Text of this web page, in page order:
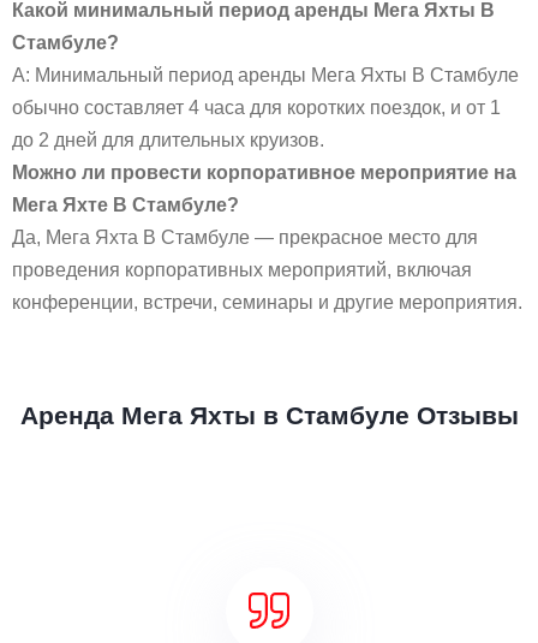
Какой минимальный период аренды Мега Яхты В
Стамбуле?
A: Минимальный период аренды Мега Яхты В Стамбуле
обычно составляет 4 часа для коротких поездок, и от 1
до 2 дней для длительных круизов.
Можно ли провести корпоративное мероприятие на
Мега Яхте В Стамбуле?
Да, Мега Яхта В Стамбуле — прекрасное место для
проведения корпоративных мероприятий, включая
конференции, встречи, семинары и другие мероприятия.
Аренда Мега Яхты в Стамбуле Отзывы